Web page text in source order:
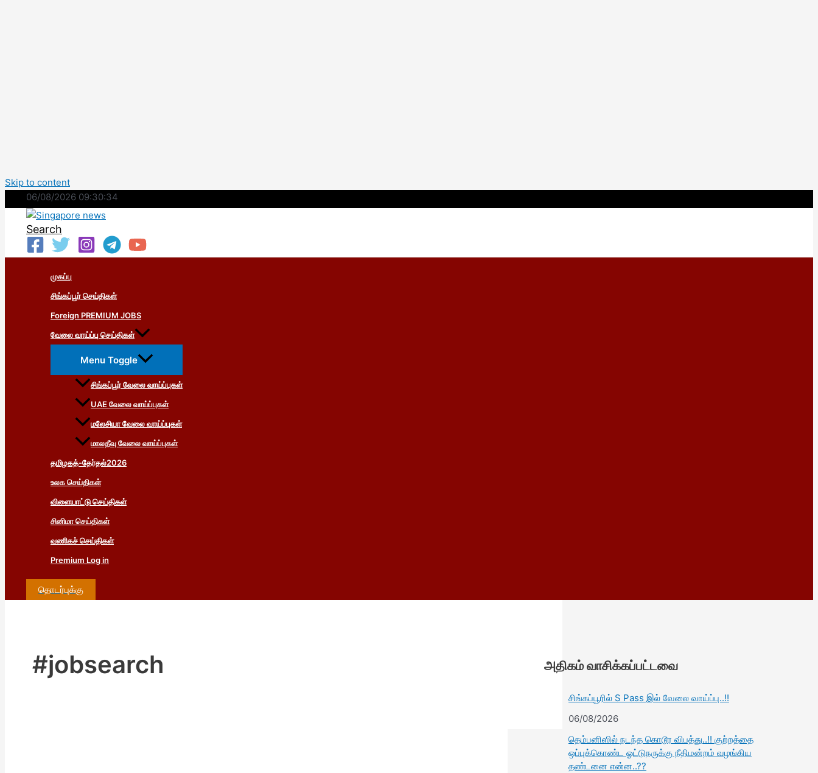
Skip to content
06/08/2026 09:30:35
Search
முகப்பு
சிங்கப்பூர் செய்திகள்
Foreign PREMIUM JOBS
வேலை வாய்ப்பு செய்திகள்
Menu Toggle
சிங்கப்பூர் வேலை வாய்ப்புகள்
UAE வேலை வாய்ப்புகள்
மலேசியா வேலை வாய்ப்புகள்
மாலதீவு வேலை வாய்ப்புகள்
தமிழகத்-தேர்தல்2026
உலக செய்திகள்
விளையாட்டு செய்திகள்
சினிமா செய்திகள்
வணிகச் செய்திகள்
Premium Log in
தொடர்புக்கு
#jobsearch அதிகம் வாசிக்கப்பட்டவை
சிங்கப்பூரில் S Pass இல் வேலை வாய்ப்பு..!!
06/08/2026
தெம்பனிஸில் நடந்த கொடூர விபத்து..!! குற்றத்தை
ஒப்புக்கொண்ட ஓட்டுநருக்கு நீதிமன்றம் வழங்கிய
தண்டனை என்ன..??